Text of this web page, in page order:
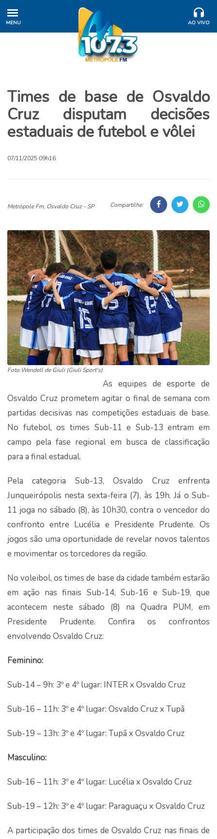
MENU AO VIVO
Times de base de Osvaldo
Cruz disputam decisões
estaduais de futebol e vôlei
07/11/2025 09h16
Metrópole Fm, Osvaldo Cruz - SP Compartilhe:
Foto:Wendell de Giuli (Giuli Sport's)
As equipes de esporte de
Osvaldo Cruz prometem agitar o final de semana com
partidas decisivas nas competições estaduais de base.
No futebol, os times Sub-11 e Sub-13 entram em
campo pela fase regional em busca de classificação
para a final estadual.
Pela categoria Sub-13, Osvaldo Cruz enfrenta
Junqueirópolis nesta sexta-feira (7), às 19h. Já o Sub-
11 joga no sábado (8), às 10h30, contra o vencedor do
confronto entre Lucélia e Presidente Prudente. Os
jogos são uma oportunidade de revelar novos talentos
e movimentar os torcedores da região.
No voleibol, os times de base da cidade também estarão
em ação nas finais Sub-14, Sub-16 e Sub-19, que
acontecem neste sábado (8) na Quadra PUM, em
Presidente Prudente. Confira os confrontos
envolvendo Osvaldo Cruz:
Feminino:
Sub-14 – 9h: 3º e 4º lugar: INTER x Osvaldo Cruz
Sub-16 – 11h: 3º e 4º lugar: Osvaldo Cruz x Tupã
Sub-19 – 13h: 3º e 4º lugar: Tupã x Osvaldo Cruz
Masculino:
Sub-16 – 11h: 3º e 4º lugar: Lucélia x Osvaldo Cruz
Sub-19 – 12h: 3º e 4º lugar: Paraguaçu x Osvaldo Cruz
A participação dos times de Osvaldo Cruz nas finais de